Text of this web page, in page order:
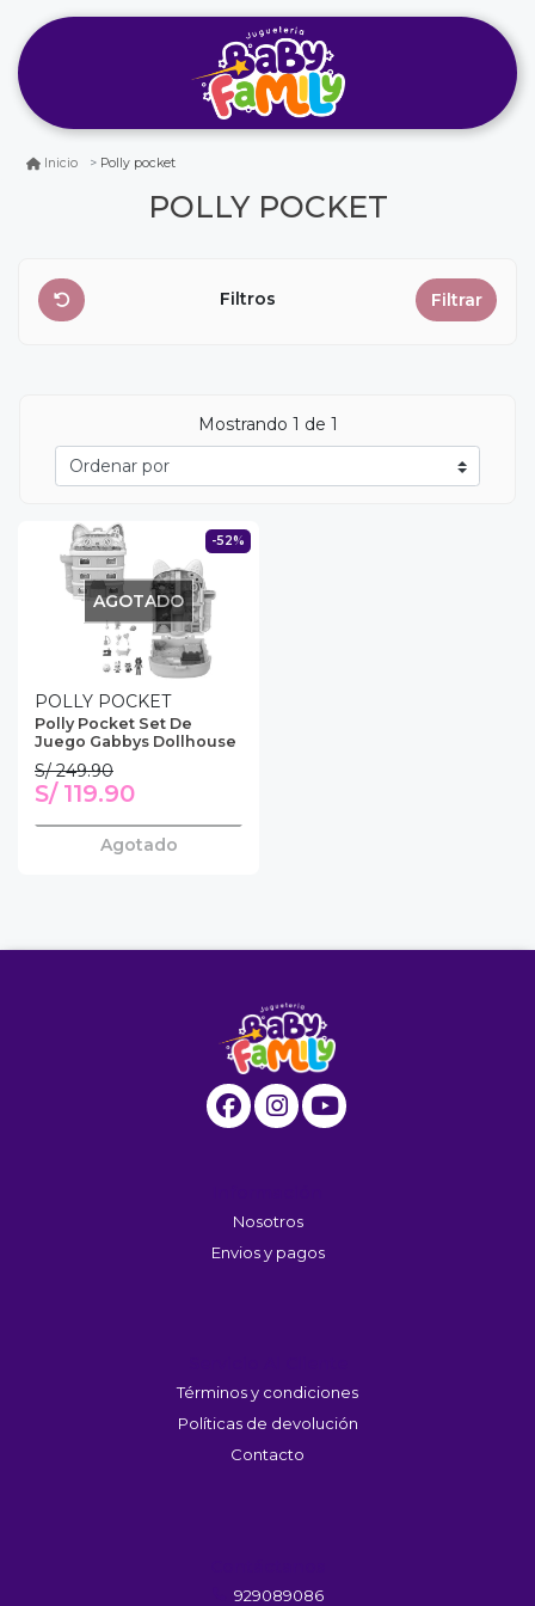
Inicio Polly pocket
POLLY POCKET
Filtros Filtrar
Mostrando 1 de 1
-52%
AGOTADO
POLLY POCKET
Polly Pocket Set De
Juego Gabbys Dollhouse
S/ 249.90
S/ 119.90
Agotado
Nosotros
Envios y pagos
Términos y condiciones
Políticas de devolución
Contacto
929089086